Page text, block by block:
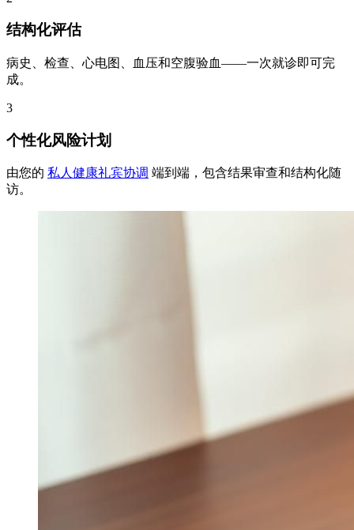
结构化评估
病史、检查、心电图、血压和空腹验血——一次就诊即可完
成。
3
个性化风险计划
由您的 私人健康礼宾协调 端到端，包含结果审查和结构化随
访。